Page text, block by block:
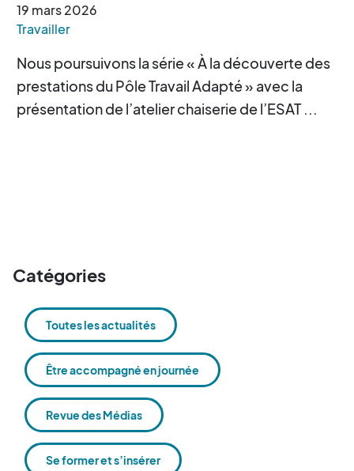
19 mars2026
Travailler
Nous poursuivons la série « À la découverte des
prestations du Pôle Travail Adapté » avec la
présentation de l’atelier chaiserie de l’ESAT ...
Catégories
Toutes les actualités
Être accompagné en journée
Revue des Médias
Se former et s’insérer